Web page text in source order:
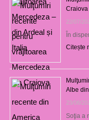
Craiova
22/07/
În
Citește
Albe
23/08/
Soţia a